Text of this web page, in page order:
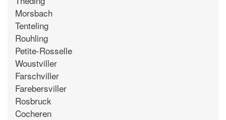
Morsbach
Tenteling
Rouhling
Petite-Rosselle
Woustviller
Farschviller
Farebersviller
Rosbruck
Cocheren